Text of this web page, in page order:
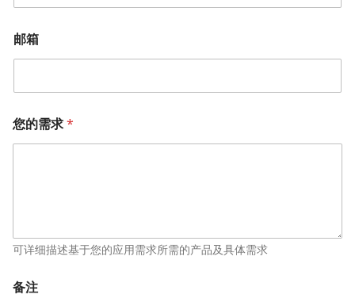
邮箱
您的需求*
可详细描述基于您的应用需求所需的产品及具体需求
备注